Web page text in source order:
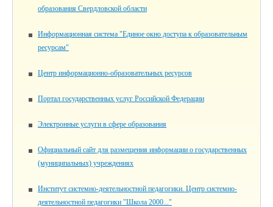
образования Свердловской области
Информационная система "Единое окно доступа к образовательным
ресурсам"
Центр информационно-образовательных ресурсов
Портал государственных услуг Российской Федерации
Электронные услуги в сфере образования
Официальный сайт для размещения информации о государственных
(муниципальных) учреждениях
Институт системно-деятельностной педагогики. Центр системно-
деятельностной педагогики "Школа 2000..."